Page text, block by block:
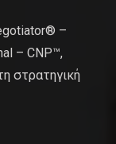
–
– CNP™,
στρατηγική